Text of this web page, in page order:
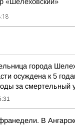
города
осуждена к 5
за смертельный
В